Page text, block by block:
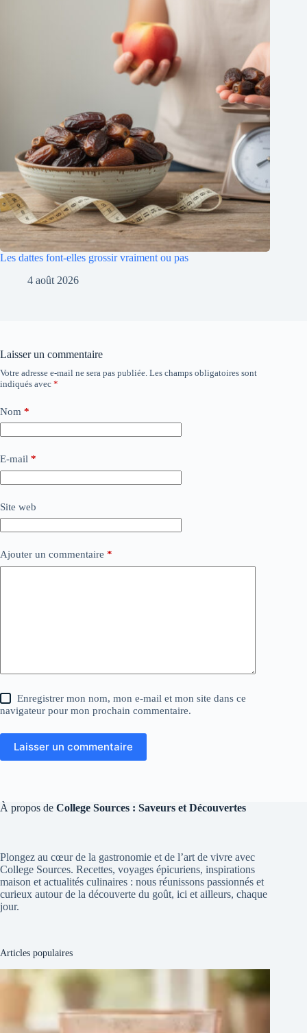
Les dattes font-elles grossir vraiment ou pas
4 août 2026
Laisser un commentaire
Votre adresse e-mail ne sera pas publiée. Les champs obligatoires sont
indiqués avec *
Nom *
E-mail *
Site web
Ajouter un commentaire *
Enregistrer mon nom, mon e-mail et mon site dans ce
navigateur pour mon prochain commentaire.
Laisser un commentaire
À propos de College Sources : Saveurs et Découvertes
Plongez au cœur de la gastronomie et de l’art de vivre avec
College Sources. Recettes, voyages épicuriens, inspirations
maison et actualités culinaires : nous réunissons passionnés et
curieux autour de la découverte du goût, ici et ailleurs, chaque
jour.
Articles populaires